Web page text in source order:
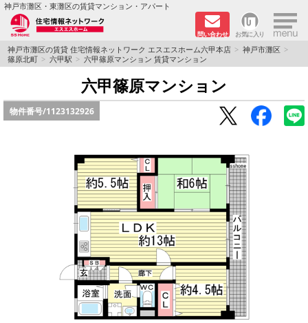
神戸市灘区・東灘区の賃貸マンション・アパート
問い合わせ お気に入り ×
TOPページ
学生さん向け物件
ペット飼育可物件
路線·駅から探す
地図から探す
店舗情報·アクセス
神戸市灘区の賃貸 住宅情報ネットワーク エスエスホーム六甲本店
神戸市灘区
篠原北町
六甲駅 六甲篠原マンション 賃貸マンション
六甲篠原マンション
物件番号/1123132926